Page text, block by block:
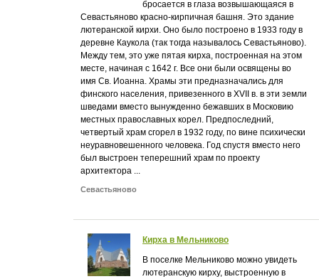
бросается в глаза возвышающаяся в
Севастьяново красно-кирпичная башня. Это здание
лютеранской кирхи. Оно было построено в 1933 году в
деревне Каукола (так тогда называлось Севастьяново).
Между тем, это уже пятая кирха, построенная на этом
месте, начиная с 1642 г. Все они были освящены во
имя Св. Иоанна. Храмы эти предназначались для
финского населения, привезенного в XVII в. в эти земли
шведами вместо вынужденно бежавших в Московию
местных православных корел. Предпоследний,
четвертый храм сгорел в 1932 году, по вине психически
неуравновешенного человека. Год спустя вместо него
был выстроен теперешний храм по проекту
архитектора ...
Севастьяново
Кирха в Мельниково
В поселке Мельниково можно увидеть
лютеранскую кирху, выстроенную в